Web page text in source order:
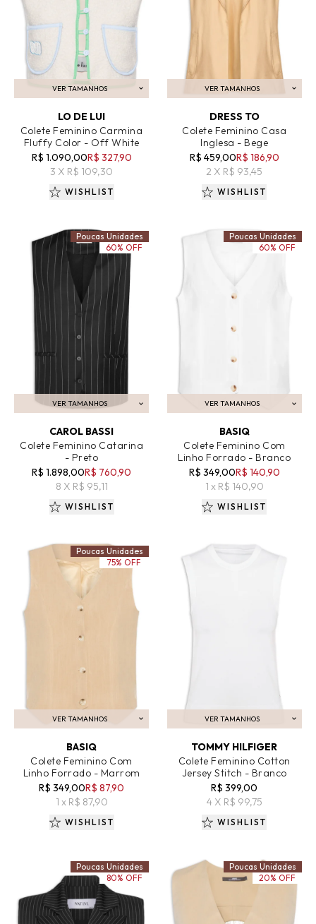
VER TAMANHOS
ADICIONAR AO CARRINHO
LO DE LUI
Colete Feminino Carmina
Fluffy Color - Off White
R$ 1.090,00R$ 327,90
3 X R$ 109,30
WISHLIST
VER TAMANHOS
ADICIONAR AO CARRINHO
DRESS TO
Colete Feminino Casa
Inglesa - Bege
R$ 459,00R$ 186,90
2 X R$ 93,45
WISHLIST
VER TAMANHOS
ADICIONAR AO CARRINHO
CAROL BASSI
Colete Feminino Catarina
- Preto
R$ 1.898,00R$ 760,90
8 X R$ 95,11
Poucas Unidades
60% OFF
WISHLIST
VER TAMANHOS
ADICIONAR AO CARRINHO
BASIQ
Colete Feminino Com
Linho Forrado - Branco
R$ 349,00R$ 140,90
1 x R$ 140,90
Poucas Unidades
60% OFF
WISHLIST
VER TAMANHOS
ADICIONAR AO CARRINHO
BASIQ
Colete Feminino Com
Linho Forrado - Marrom
R$ 349,00R$ 87,90
1 x R$ 87,90
Poucas Unidades
75% OFF
WISHLIST
VER TAMANHOS
ADICIONAR AO CARRINHO
TOMMY HILFIGER
Colete Feminino Cotton
Jersey Stitch - Branco
R$ 399,00
4 X R$ 99,75
WISHLIST
Poucas Unidades
80% OFF
Poucas Unidades
20% OFF